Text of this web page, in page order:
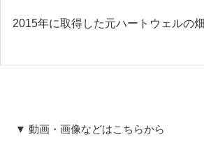
2015年に取得した元ハートウェルの
▼ 動画・画像などはこちらから